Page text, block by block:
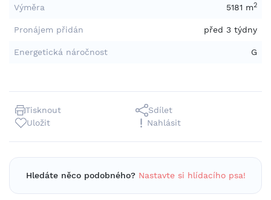
Tisknout
Sdílet
Uložit
Nahlásit
Hledáte něco podobného? Nastavte si hlídacího psa!
Výměra 5181 m2
Pronájem přidán před 3 týdny
Energetická náročnost G